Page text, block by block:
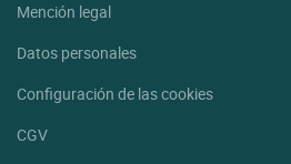
Mención legal
Datos personales
Configuración de las cookies
CGV